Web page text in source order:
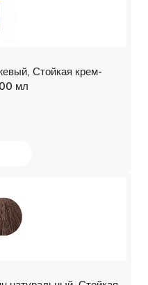
Стойкая крем-
мл